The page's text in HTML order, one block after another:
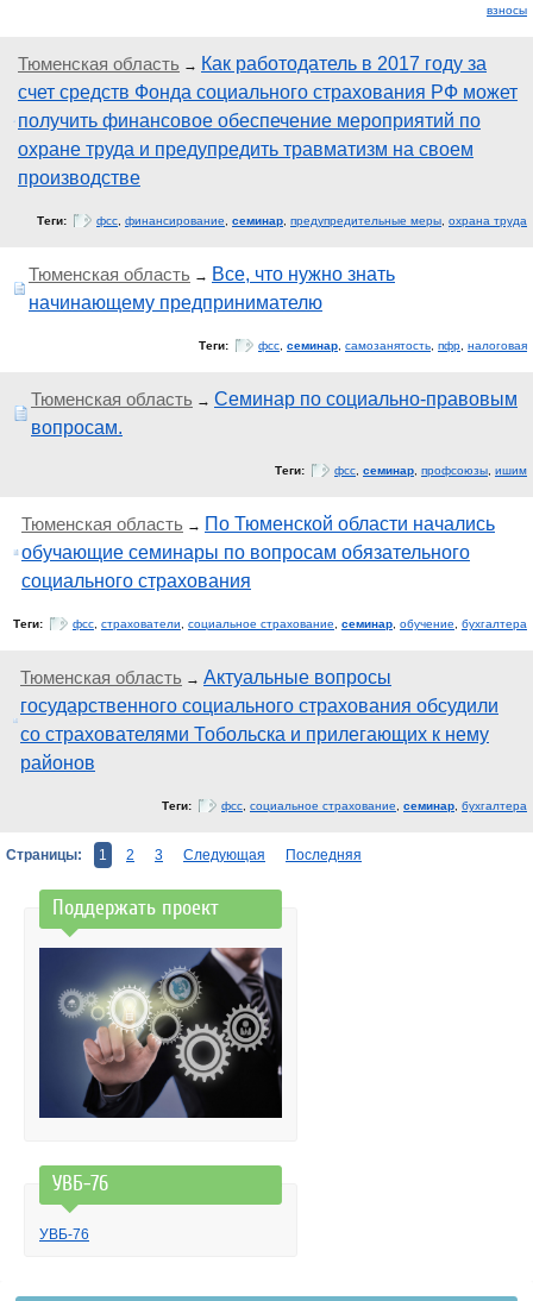
взносы
Тюменская область → Как работодатель в 2017 году за
счет средств Фонда социального страхования РФ может
получить финансовое обеспечение мероприятий по
охране труда и предупредить травматизм на своем
производстве
Теги: фсс финансирование семинар предупредительные меры охрана труда
Тюменская область → Все, что нужно знать
начинающему предпринимателю
Теги: фсс семинар самозанятость пфр налоговая
Тюменская область → Семинар по социально-правовым
вопросам.
Теги: фсс семинар профсоюзы ишим
Тюменская область → По Тюменской области начались
обучающие семинары по вопросам обязательного
социального страхования
Теги: фсс страхователи социальное страхование семинар обучение бухгалтера
Тюменская область → Актуальные вопросы
государственного социального страхования обсудили
со страхователями Тобольска и прилегающих к нему
районов
Теги: фсс социальное страхование семинар бухгалтера
Страницы: 1 2 3 Следующая Последняя
Поддержать проект
УВБ-76
УВБ-76